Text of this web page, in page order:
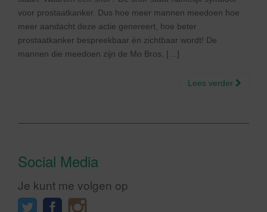
voor prostaatkanker. Dus hoe meer mannen meedoen hoe
meer aandacht deze actie genereert, hoe beter
prostaatkanker bespreekbaar én zichtbaar wordt! De
mannen die meedoen zijn de Mo Bros, […]
Lees verder
Social Media
Je kunt me volgen op